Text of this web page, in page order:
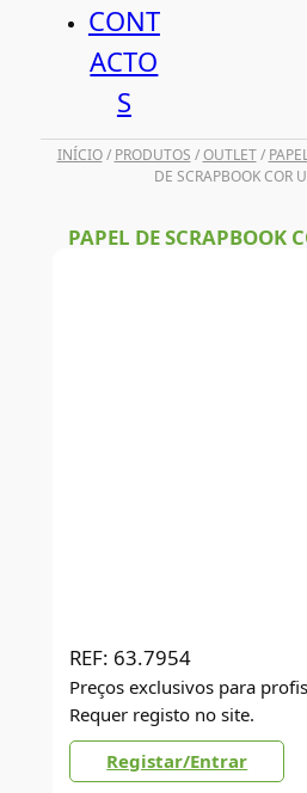
CONT
ACTO
S
INÍCIO/ PRODUTOS /OUTLET/
DE SCRAPBOOK COR
PAPEL DE SCRAPBOOK
REF: 63.7954
Preços exclusivos para
Requer registo no site.
Registar/Entrar